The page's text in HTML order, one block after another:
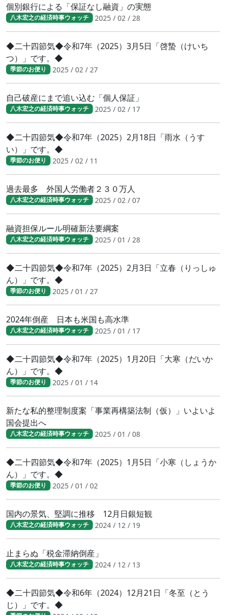
個別銀行による「保証なし融資」の実態
八木宏之の経済時事ウォッチ 2025 / 02 / 28
◆二十四節気◆令和7年（2025）3月5日「啓蟄（けいち
つ）」です。◆
季節のお便り 2025 / 02 / 27
自己破産にまで追い込む「個人保証」
八木宏之の経済時事ウォッチ 2025 / 02 / 17
◆二十四節気◆令和7年（2025）2月18日「雨水（うす
い）」です。◆
季節のお便り 2025 / 02 / 11
過去最多 外国人労働者２３０万人
八木宏之の経済時事ウォッチ 2025 / 02 / 07
融資担保ルール明確新法要綱案
八木宏之の経済時事ウォッチ 2025 / 01 / 28
◆二十四節気◆令和7年（2025）2月3日「立春（りっしゅ
ん）」です。◆
季節のお便り 2025 / 01 / 27
2024年倒産 日本も米国も高水準
八木宏之の経済時事ウォッチ 2025 / 01 / 17
◆二十四節気◆令和7年（2025）1月20日「大寒（だいか
ん）」です。◆
季節のお便り 2025 / 01 / 14
新たな私的整理制度案「事業再構築法制（仮）」いよいよ
国会提出へ
八木宏之の経済時事ウォッチ 2025 / 01 / 08
◆二十四節気◆令和7年（2025）1月5日「小寒（しょうか
ん）」です。◆
季節のお便り 2025 / 01 / 02
国内の景気、堅調に推移 12月日銀短観
八木宏之の経済時事ウォッチ 2024 / 12 / 19
止まらぬ「税金滞納倒産」
八木宏之の経済時事ウォッチ 2024 / 12 / 13
◆二十四節気◆令和6年（2024）12月21日「冬至（とう
じ）」です。◆